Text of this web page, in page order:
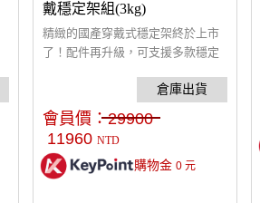
戴穩定架組(3kg)
精緻的國產穿戴式穩定架終於上市
了！配件再升級，可支援多款穩定
纖穩定架中柱，兩節快速伸縮，調
整平衡超快速。利用雙節避震手
臂，減震效果好。附收納包及拖車
(現場提供免費的穩定器使用教學)
會員價：29900
11960 NTD
購物金 0元